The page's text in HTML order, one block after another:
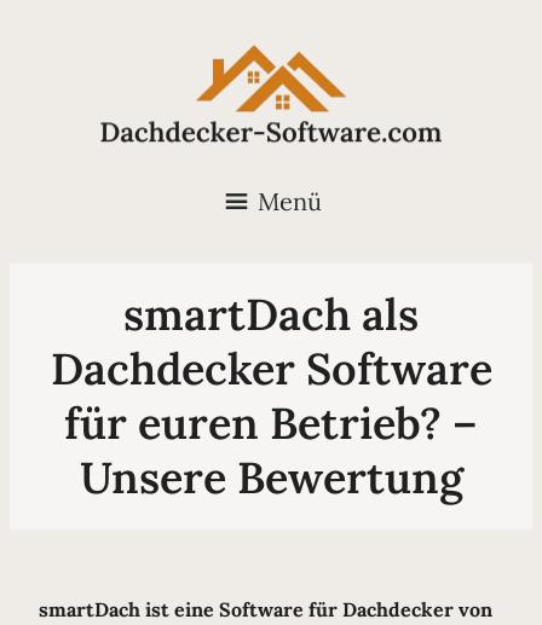
Menü
smartDach als
Dachdecker Software
für euren Betrieb? –
Unsere Bewertung
smartDach ist eine Software für Dachdecker von